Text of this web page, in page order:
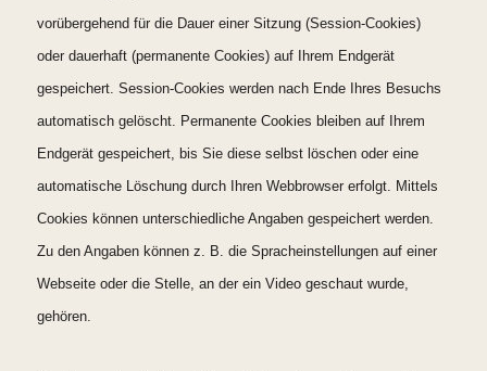
vorübergehend für die Dauer einer Sitzung (Session-Cookies)
oder dauerhaft (permanente Cookies) auf Ihrem Endgerät
gespeichert. Session-Cookies werden nach Ende Ihres Besuchs
automatisch gelöscht. Permanente Cookies bleiben auf Ihrem
Endgerät gespeichert, bis Sie diese selbst löschen oder eine
automatische Löschung durch Ihren Webbrowser erfolgt. Mittels
Cookies können unterschiedliche Angaben gespeichert werden.
Zu den Angaben können z. B. die Spracheinstellungen auf einer
Webseite oder die Stelle, an der ein Video geschaut wurde,
gehören.